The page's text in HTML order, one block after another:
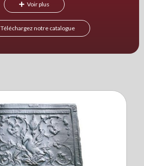
Voir plus
Téléchargez notre catalogue